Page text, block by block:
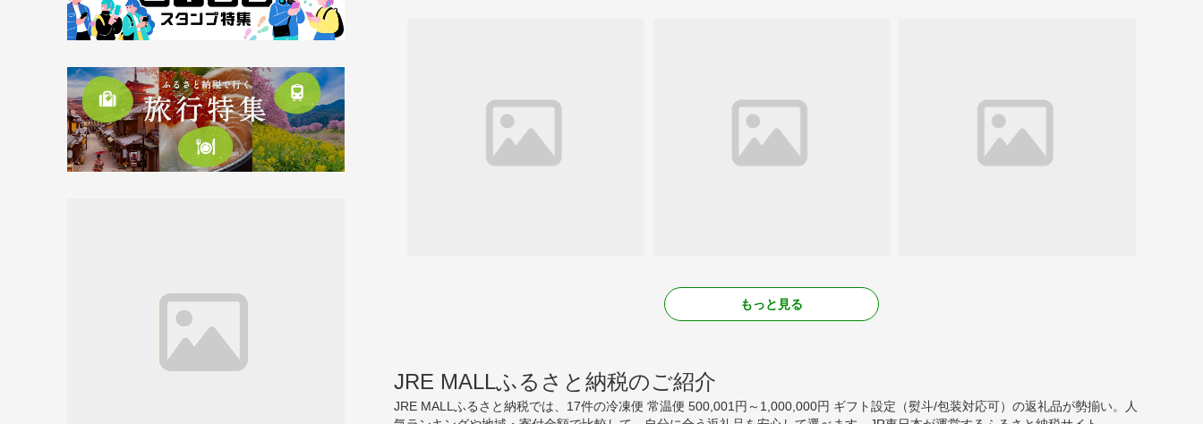
もっと見る
JRE MALLふるさと納税のご紹介
JRE MALLふるさと納税では、17件の冷凍便 常温便 500,001円～1,000,000円 ギフト設定（熨斗/包装対応可）の返礼品が勢揃い。人